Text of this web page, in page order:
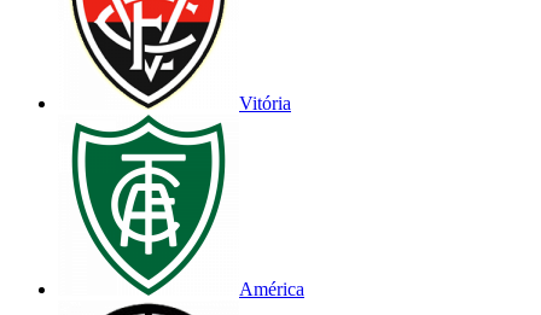
Vitória
América